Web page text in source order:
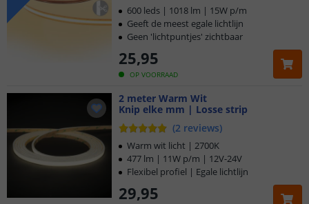
OP VOORRAAD
25,95
600 leds | 1018 lm | 15W p/m
Geeft de meest egale lichtlijn
Geen 'lichtpuntjes' zichtbaar
2 meter Warm Wit
Knip elke mm | Losse strip
(2 reviews)
29,95
Warm wit licht | 2700K
477 lm | 11W p/m | 12V-24V
Flexibel profiel | Egale lichtlijn